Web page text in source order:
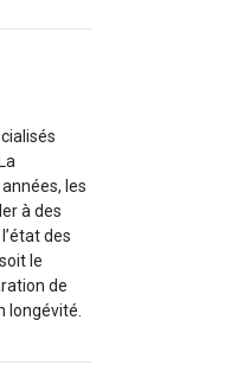
les
à des
des
le
de
longévité.